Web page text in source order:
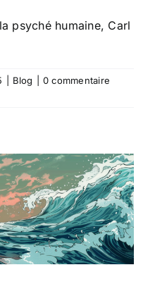
psyché humaine, Carl
Blog
0 commentaire